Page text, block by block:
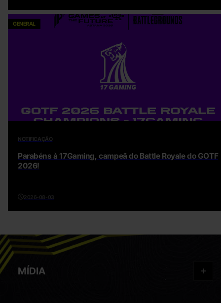
GENERAL
NOTIFICAÇÃO
Parabéns à 17Gaming, campeã do Battle Royale do GOTF
2026!
2026-08-03
MÍDIA